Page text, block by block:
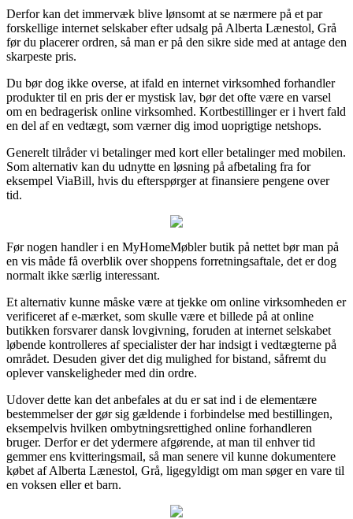
Derfor kan det immervæk blive lønsomt at se nærmere på et par
forskellige internet selskaber efter udsalg på Alberta Lænestol, Grå
før du placerer ordren, så man er på den sikre side med at antage den
skarpeste pris.
Du bør dog ikke overse, at ifald en internet virksomhed forhandler
produkter til en pris der er mystisk lav, bør det ofte være en varsel
om en bedragerisk online virksomhed. Kortbestillinger er i hvert fald
en del af en vedtægt, som værner dig imod uoprigtige netshops.
Generelt tilråder vi betalinger med kort eller betalinger med mobilen.
Som alternativ kan du udnytte en løsning på afbetaling fra for
eksempel ViaBill, hvis du efterspørger at finansiere pengene over
tid.
Før nogen handler i en MyHomeMøbler butik på nettet bør man på
en vis måde få overblik over shoppens forretningsaftale, det er dog
normalt ikke særlig interessant.
Et alternativ kunne måske være at tjekke om online virksomheden er
verificeret af e-mærket, som skulle være et billede på at online
butikken forsvarer dansk lovgivning, foruden at internet selskabet
løbende kontrolleres af specialister der har indsigt i vedtægterne på
området. Desuden giver det dig mulighed for bistand, såfremt du
oplever vanskeligheder med din ordre.
Udover dette kan det anbefales at du er sat ind i de elementære
bestemmelser der gør sig gældende i forbindelse med bestillingen,
eksempelvis hvilken ombytningsrettighed online forhandleren
bruger. Derfor er det ydermere afgørende, at man til enhver tid
gemmer ens kvitteringsmail, så man senere vil kunne dokumentere
købet af Alberta Lænestol, Grå, ligegyldigt om man søger en vare til
en voksen eller et barn.